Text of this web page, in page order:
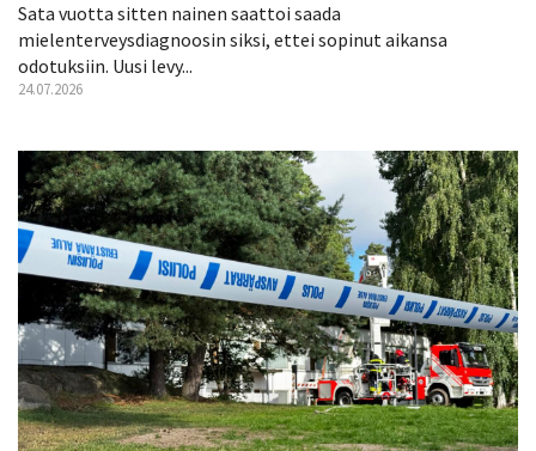
Sata vuotta sitten nainen saattoi saada
mielenterveysdiagnoosin siksi, ettei sopinut aikansa
odotuksiin. Uusi levy...
24.07.2026